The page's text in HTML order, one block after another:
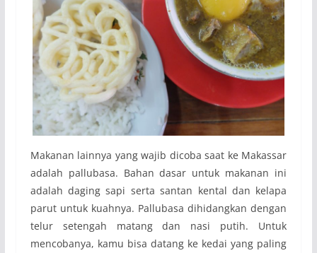
Makanan lainnya yang wajib dicoba saat ke Makassar
adalah pallubasa. Bahan dasar untuk makanan ini
adalah daging sapi serta santan kental dan kelapa
parut untuk kuahnya. Pallubasa dihidangkan dengan
telur setengah matang dan nasi putih. Untuk
mencobanya, kamu bisa datang ke kedai yang paling